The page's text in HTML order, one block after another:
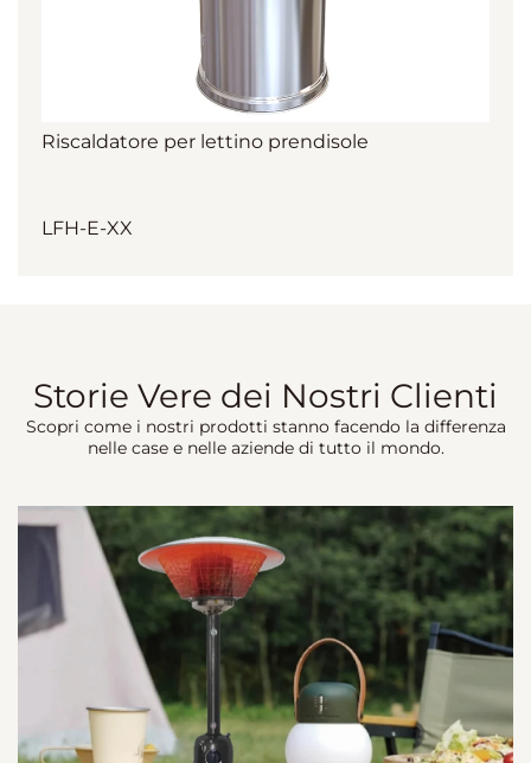
Riscaldatore per lettino prendisole
LFH-E-XX
Storie Vere dei Nostri Clienti
Scopri come i nostri prodotti stanno facendo la differenza
nelle case e nelle aziende di tutto il mondo.